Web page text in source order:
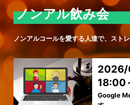
ノンアル飲み会
ノンアルコールを愛する人達で、スト
18:00
Google